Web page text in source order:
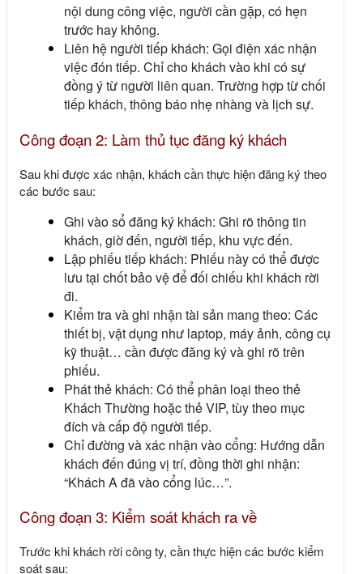
nội dung công việc, người cần gặp, có hẹn
trước hay không.
Liên hệ người tiếp khách: Gọi điện xác nhận
việc đón tiếp. Chỉ cho khách vào khi có sự
đồng ý từ người liên quan. Trường hợp từ chối
tiếp khách, thông báo nhẹ nhàng và lịch sự.
Công đoạn 2: Làm thủ tục đăng ký khách
Sau khi được xác nhận, khách cần thực hiện đăng ký theo
các bước sau:
Ghi vào sổ đăng ký khách: Ghi rõ thông tin
khách, giờ đến, người tiếp, khu vực đến.
Lập phiếu tiếp khách: Phiếu này có thể được
lưu tại chốt bảo vệ để đối chiếu khi khách rời
đi.
Kiểm tra và ghi nhận tài sản mang theo: Các
thiết bị, vật dụng như laptop, máy ảnh, công cụ
kỹ thuật… cần được đăng ký và ghi rõ trên
phiếu.
Phát thẻ khách: Có thể phân loại theo thẻ
Khách Thường hoặc thẻ VIP, tùy theo mục
đích và cấp độ người tiếp.
Chỉ đường và xác nhận vào cổng: Hướng dẫn
khách đến đúng vị trí, đồng thời ghi nhận:
“Khách A đã vào cổng lúc…”.
Công đoạn 3: Kiểm soát khách ra về
Trước khi khách rời công ty, cần thực hiện các bước kiểm
soát sau: